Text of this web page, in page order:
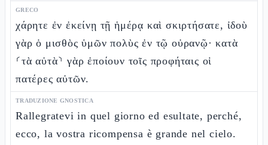
GRECO
χάρητε ἐν ἐκείνῃ τῇ ἡμέρᾳ καὶ σκιρτήσατε, ἰδοὺ
γὰρ ὁ μισθὸς ὑμῶν πολὺς ἐν τῷ οὐρανῷ· κατὰ
⸂τὰ αὐτὰ⸃ γὰρ ἐποίουν τοῖς προφήταις οἱ
πατέρες αὐτῶν.
TRADUZIONE GNOSTICA
Rallegratevi in quel giorno ed esultate, perché,
ecco, la vostra ricompensa è grande nel cielo.